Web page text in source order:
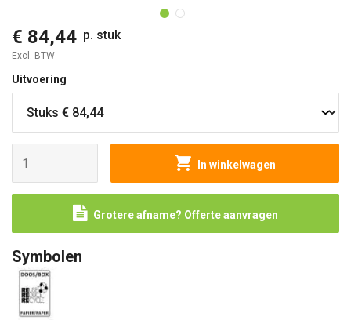
€ 84,44 p. stuk
Excl. BTW
Uitvoering
In winkelwagen
Grotere afname? Offerte aanvragen
Symbolen